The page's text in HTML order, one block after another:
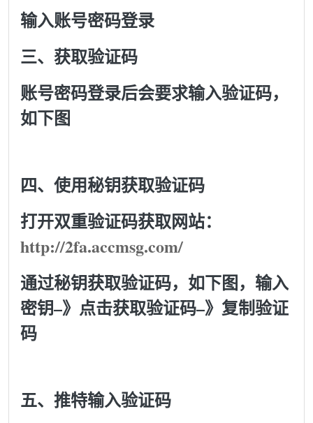
输入账号密码登录
三、获取验证码
账号密码登录后会要求输入验证码，
如下图
四、使用秘钥获取验证码
打开双重验证码获取网站：
http://2fa.accmsg.com/
通过秘钥获取验证码，如下图，输入
密钥–》点击获取验证码–》复制验证
码
五、推特输入验证码